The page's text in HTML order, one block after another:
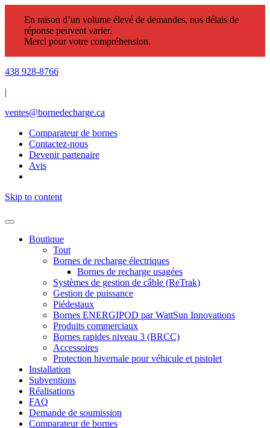
En raison d’un volume élevé de demandes, nos délais de
réponse peuvent varier.
Merci pour votre compréhension.
438 928-8766
|
ventes@bornedecharge.ca
Comparateur de bornes
Contactez-nous
Devenir partenaire
Avis
Skip to content
Boutique
Tout
Bornes de recharge électriques
Bornes de recharge usagées
Systèmes de gestion de câble (ReTrak)
Gestion de puissance
Piédestaux
Bornes ENERGIPOD par WattSun Innovations
Produits commerciaux
Bornes rapides niveau 3 (BRCC)
Accessoires
Protection hivernale pour véhicule et pistolet
Installation
Subventions
Réalisations
FAQ
Demande de soumission
Comparateur de bornes